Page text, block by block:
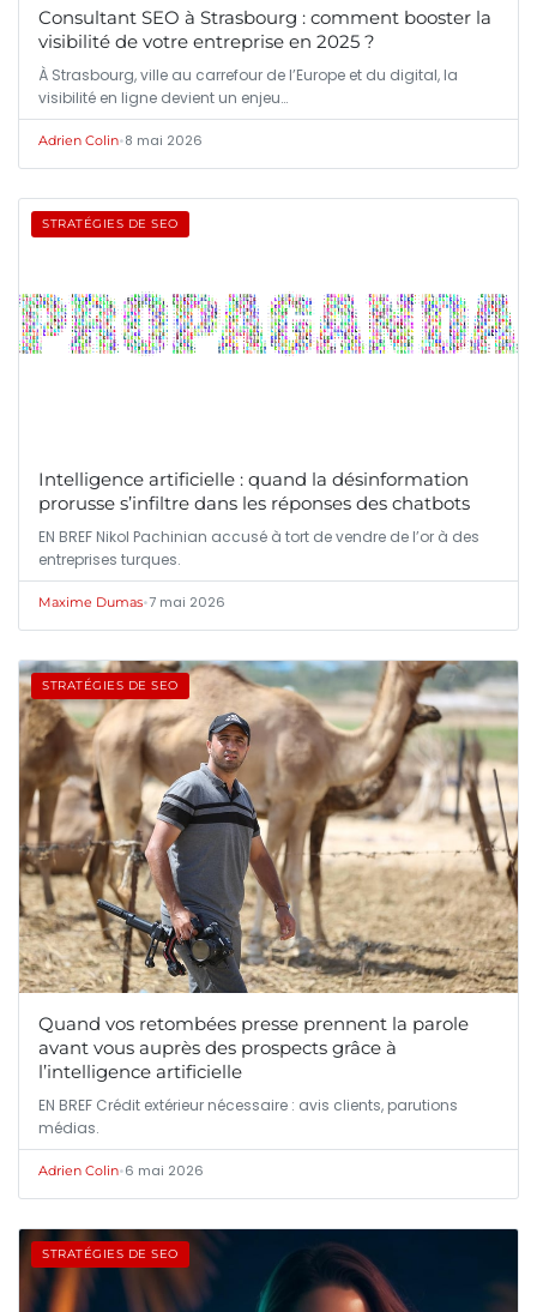
Consultant SEO à Strasbourg : comment booster la
visibilité de votre entreprise en 2025 ?
À Strasbourg, ville au carrefour de l’Europe et du digital, la
visibilité en ligne devient un enjeu…
Adrien Colin•8 mai 2026
STRATÉGIES DE SEO
Intelligence artificielle : quand la désinformation
prorusse s’infiltre dans les réponses des chatbots
EN BREF Nikol Pachinian accusé à tort de vendre de l’or à des
entreprises turques.
Maxime Dumas•7 mai 2026
STRATÉGIES DE SEO
Quand vos retombées presse prennent la parole
avant vous auprès des prospects grâce à
l’intelligence artificielle
EN BREF Crédit extérieur nécessaire : avis clients, parutions
médias.
Adrien Colin•6 mai 2026
STRATÉGIES DE SEO